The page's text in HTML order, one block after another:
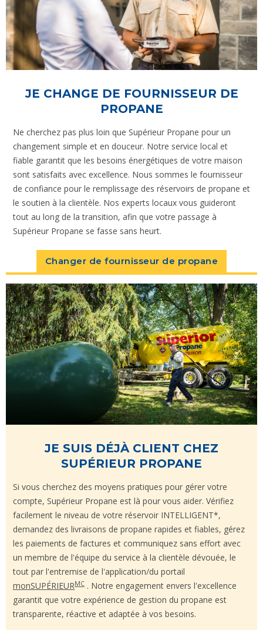
JE CHANGE DE FOURNISSEUR DE
PROPANE
Ne cherchez pas plus loin que Supérieur Propane pour un
changement simple et en douceur. Notre service local et
fiable garantit que les besoins énergétiques de votre maison
sont satisfaits avec excellence. Nous sommes le fournisseur
de confiance pour le remplissage des réservoirs de propane et
le soutien à la clientèle. Nos experts locaux vous guideront
tout au long de la transition, afin que votre passage à
Supérieur Propane se fasse sans heurt.
Changer de fournisseur de propane
JE SUIS DÉJÀ CLIENT CHEZ
SUPÉRIEUR PROPANE
Si vous cherchez des moyens pratiques pour gérer votre
compte, Supérieur Propane est là pour vous aider. Vérifiez
facilement le niveau de votre réservoir INTELLIGENT*,
demandez des livraisons de propane rapides et fiables, gérez
les paiements de factures et communiquez sans effort avec
un membre de l'équipe du service à la clientèle dévouée, le
tout par l'entremise de l'application/du portail
monSUPÉRIEURMC . Notre engagement envers l'excellence
garantit que votre expérience de gestion du propane est
transparente, réactive et adaptée à vos besoins.